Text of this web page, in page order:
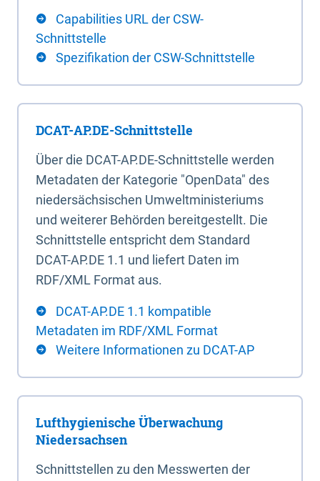
Capabilities URL der CSW-
Schnittstelle
Spezifikation der CSW-Schnittstelle
DCAT-AP.DE-Schnittstelle
Über die DCAT-AP.DE-Schnittstelle werden
Metadaten der Kategorie "OpenData" des
niedersächsischen Umweltministeriums
und weiterer Behörden bereitgestellt. Die
Schnittstelle entspricht dem Standard
DCAT-AP.DE 1.1 und liefert Daten im
RDF/XML Format aus.
DCAT-AP.DE 1.1 kompatible
Metadaten im RDF/XML Format
Weitere Informationen zu DCAT-AP
Lufthygienische Überwachung
Niedersachsen
Schnittstellen zu den Messwerten der